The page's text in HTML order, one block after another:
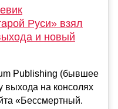
Руси» взял
и новый
Publishing (бывшее
выхода на консолях
«Бессмертный.